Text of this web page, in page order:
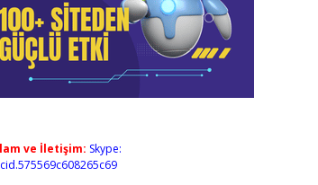
ve İletişim: Skype: